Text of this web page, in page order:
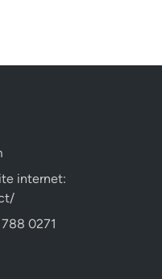
internet:
0271